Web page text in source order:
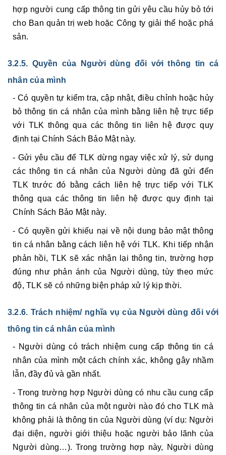
hợp người cung cấp thông tin gửi yêu cầu hủy bỏ tới
cho Ban quản trị web hoặc Công ty giải thể hoặc phá
sản.
3.2.5. Quyền của Người dùng đối với thông tin cá
nhân của mình
- Có quyền tự kiểm tra, cập nhật, điều chỉnh hoặc hủy
bỏ thông tin cá nhân của mình bằng liên hệ trực tiếp
với TLK thông qua các thông tin liên hệ được quy
định tại Chính Sách Bảo Mật này.
- Gửi yêu cầu để TLK dừng ngay việc xử lý, sử dụng
các thông tin cá nhân của Người dùng đã gửi đến
TLK trước đó bằng cách liên hệ trực tiếp với TLK
thông qua các thông tin liên hệ được quy định tại
Chính Sách Bảo Mật này.
- Có quyền gửi khiếu nại về nội dung bảo mật thông
tin cá nhân bằng cách liên hệ với TLK. Khi tiếp nhận
phản hồi, TLK sẽ xác nhận lại thông tin, trường hợp
đúng như phản ánh của Người dùng, tùy theo mức
độ, TLK sẽ có những biện pháp xử lý kịp thời.
3.2.6. Trách nhiệm/ nghĩa vụ của Người dùng đối với
thông tin cá nhân của mình
- Người dùng có trách nhiệm cung cấp thông tin cá
nhân của mình một cách chính xác, không gây nhầm
lẫn, đầy đủ và gần nhất.
- Trong trường hợp Người dùng có nhu cầu cung cấp
thông tin cá nhân của một người nào đó cho TLK mà
không phải là thông tin của Người dùng (ví dụ: Người
đại diện, người giới thiệu hoặc người bảo lãnh của
Người dùng…). Trong trường hợp này, Người dùng